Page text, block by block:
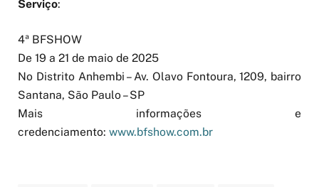
Serviço:
4ª BFSHOW
De 19 a 21 de maio de 2025
No Distrito Anhembi – Av. Olavo Fontoura, 1209, bairro
Santana, São Paulo – SP
Mais informações e
credenciamento: www.bfshow.com.br